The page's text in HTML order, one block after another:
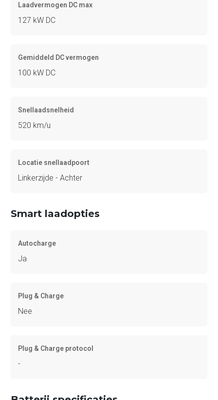
Laadvermogen DC max
127 kW DC
Gemiddeld DC vermogen
100 kW DC
Snellaadsnelheid
520 km/u
Locatie snellaadpoort
Linkerzijde - Achter
Smart laadopties
Autocharge
Ja
Plug & Charge
Nee
Plug & Charge protocol
-